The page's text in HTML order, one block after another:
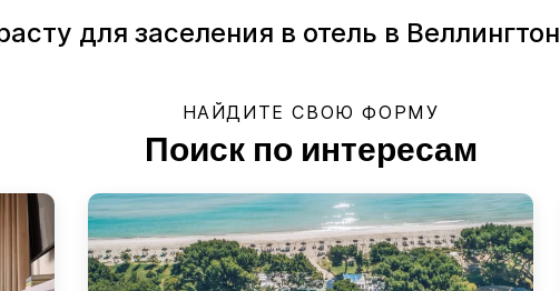
для заселения в отель в
НАЙДИТЕ СВОЮ ФОРМУ
Поиск по интересам